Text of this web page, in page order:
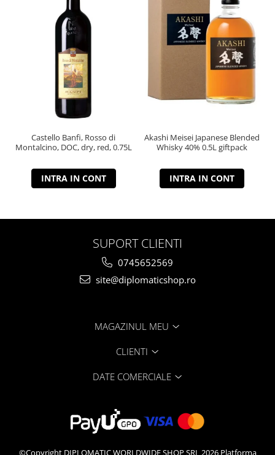
Castello Banfi, Rosso di
Montalcino, DOC, dry, red, 0.75L
INTRA IN CONT
Akashi Meisei Japanese Blended
Whisky 40% 0.5L giftpack
INTRA IN CONT
SUPORT CLIENTI
0745652569
site@diplomaticshop.ro
MAGAZINUL MEU
CLIENTI
DATE COMERCIALE
©Copyright DIPLOMATIC WORLDWIDE SHOP SRL 2026 Platforma